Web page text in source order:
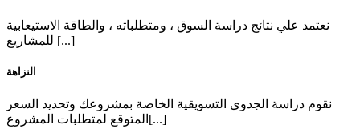
نعتمد علي نتائج دراسة السوق ، ومتطلباته ، والطاقة الاستيعابية
للمشاريع [...]
النزاهة
نقوم دراسة الجدوى التسويقية الخاصة بمشروعك وتحديد السعر
المتوقع لمتطلبات المشروع[...]